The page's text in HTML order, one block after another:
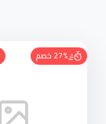
27% خصم